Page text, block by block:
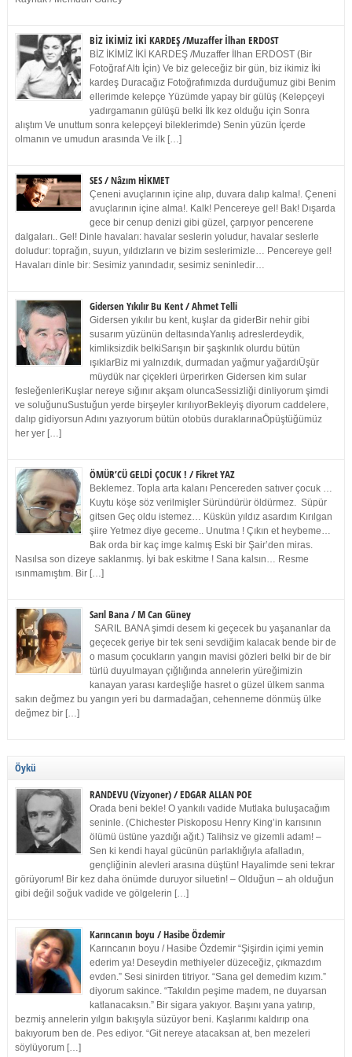
BİZ İKİMİZ İKİ KARDEŞ /Muzaffer İlhan ERDOST
BİZ İKİMİZ İKİ KARDEŞ /Muzaffer İlhan ERDOST (Bir
Fotoğraf Altı İçin) Ve biz geleceğiz bir gün, biz ikimiz İki
kardeş Duracağız Fotoğrafımızda durduğumuz gibi Benim
ellerimde kelepçe Yüzümde yapay bir gülüş (Kelepçeyi
yadırgamanın gülüşü belki İlk kez olduğu için Sonra
alıştım Ve unuttum sonra kelepçeyi bileklerimde) Senin yüzün İçerde
olmanın ve umudun arasında Ve ilk […]
SES / Nâzım HİKMET
Çeneni avuçlarının içine alıp, duvara dalıp kalma!. Çeneni
avuçlarının içine alma!. Kalk! Pencereye gel! Bak! Dışarda
gece bir cenup denizi gibi güzel, çarpıyor pencerene
dalgaları.. Gel! Dinle havaları: havalar seslerin yoludur, havalar seslerle
doludur: toprağın, suyun, yıldızların ve bizim seslerimizle… Pencereye gel!
Havaları dinle bir: Sesimiz yanındadır, sesimiz seninledir…
Gidersen Yıkılır Bu Kent / Ahmet Telli
Gidersen yıkılır bu kent, kuşlar da giderBir nehir gibi
susarım yüzünün deltasındaYanlış adreslerdeydik,
kimliksizdik belkiSarışın bir şaşkınlık olurdu bütün
ışıklarBiz mi yalnızdık, durmadan yağmur yağardıÜşür
müydük nar çiçekleri ürperirken Gidersen kim sular
fesleğenleriKuşlar nereye sığınır akşam oluncaSessizliği dinliyorum şimdi
ve soluğunuSustuğun yerde birşeyler kırılıyorBekleyiş diyorum caddelere,
dalıp gidiyorsun Adını yazıyorum bütün otobüs duraklarınaÖpüştüğümüz
her yer […]
ÖMÜR’CÜ GELDİ ÇOCUK ! / Fikret YAZ
Beklemez. Topla arta kalanı Pencereden satıver çocuk …
Kuytu köşe söz verilmişler Süründürür öldürmez. Süpür
gitsen Geç oldu istemez… Küskün yıldız asardım Kırılgan
şiire Yetmez diye geceme.. Unutma ! Çıkın et heybeme…
Bak orda bir kaç imge kalmış Eski bir Şair’den miras.
Nasılsa son dizeye saklanmış. İyi bak eskitme ! Sana kalsın… Resme
ısınmamıştım. Bir […]
Sarıl Bana / M Can Güney
SARIL BANA şimdi desem ki geçecek bu yaşananlar da
geçecek geriye bir tek seni sevdiğim kalacak bende bir de
o masum çocukların yangın mavisi gözleri belki bir de bir
türlü duyulmayan çığlığında annelerin yüreğimizin
kanayan yarası kardeşliğe hasret o güzel ülkem sanma
sakın değmez bu yangın yeri bu darmadağan, cehenneme dönmüş ülke
değmez bir […]
Öykü
RANDEVU (Vizyoner) / EDGAR ALLAN POE
Orada beni bekle! O yankılı vadide Mutlaka buluşacağım
seninle. (Chichester Piskoposu Henry King’in karısının
ölümü üstüne yazdığı ağıt.) Talihsiz ve gizemli adam! –
Sen ki kendi hayal gücünün parlaklığıyla afalladın,
gençliğinin alevleri arasına düştün! Hayalimde seni tekrar
görüyorum! Bir kez daha önümde duruyor siluetin! – Olduğun – ah olduğun
gibi değil soğuk vadide ve gölgelerin […]
Karıncanın boyu / Hasibe Özdemir
Karıncanın boyu / Hasibe Özdemir “Şişirdin içimi yemin
ederim ya! Deseydin methiyeler düzeceğiz, çıkmazdım
evden.” Sesi sinirden titriyor. “Sana gel demedim kızım.”
diyorum sakince. “Takıldın peşime madem, ne duyarsan
katlanacaksın.” Bir sigara yakıyor. Başını yana yatırıp,
bezmiş annelerin yılgın bakışıyla süzüyor beni. Kaşlarımı kaldırıp ona
bakıyorum ben de. Pes ediyor. “Git nereye atacaksan at, ben mezeleri
söylüyorum […]